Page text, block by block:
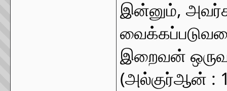
இன்னும்,
இறைவன்
(அல்குர்ஆன் :